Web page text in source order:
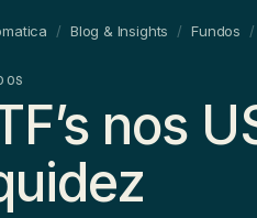
/ Blog & Insights / Fundos /
nos